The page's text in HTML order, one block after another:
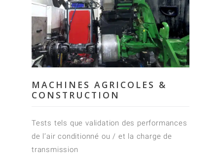
MACHINES AGRICOLES &
CONSTRUCTION
Tests tels que validation des performances
de l’air conditionné ou / et la charge de
transmission